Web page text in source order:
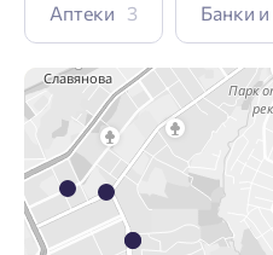
Аптеки 3 Банки